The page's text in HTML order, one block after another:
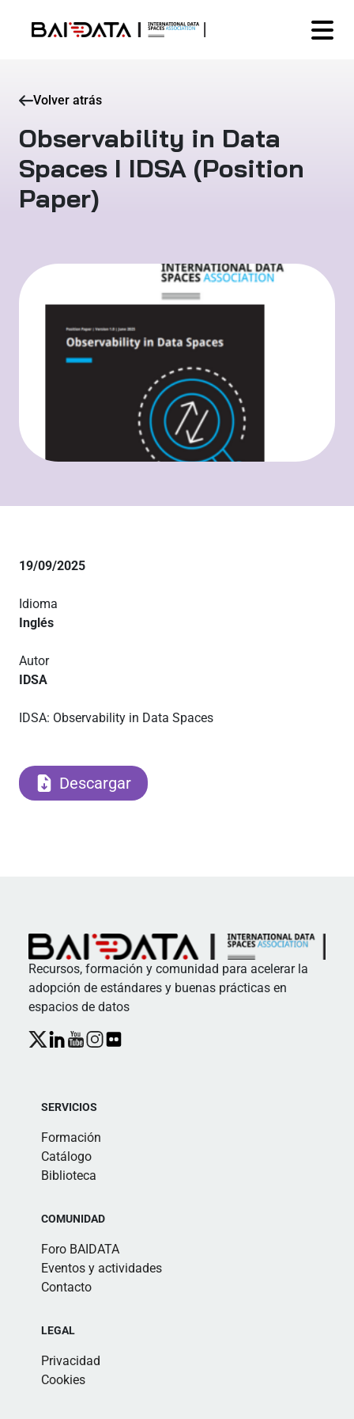
Volver atrás
Observability in Data
Spaces I IDSA (Position
Paper)
19/09/2025
Idioma
Inglés
Autor
IDSA
IDSA: Observability in Data Spaces
Descargar
Recursos, formación y comunidad para acelerar la
adopción de estándares y buenas prácticas en
espacios de datos
SERVICIOS
Formación
Catálogo
Biblioteca
COMUNIDAD
Foro BAIDATA
Eventos y actividades
Contacto
LEGAL
Privacidad
Cookies